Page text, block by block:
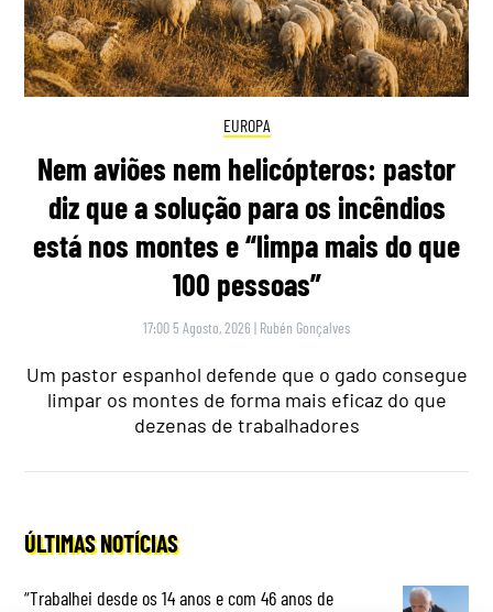
EUROPA
Nem aviões nem helicópteros: pastor
diz que a solução para os incêndios
está nos montes e “limpa mais do que
100 pessoas”
17:00 5 Agosto, 2026 | Rubén Gonçalves
Um pastor espanhol defende que o gado consegue
limpar os montes de forma mais eficaz do que
dezenas de trabalhadores
ÚLTIMAS NOTÍCIAS
“Trabalhei desde os 14 anos e com 46 anos de